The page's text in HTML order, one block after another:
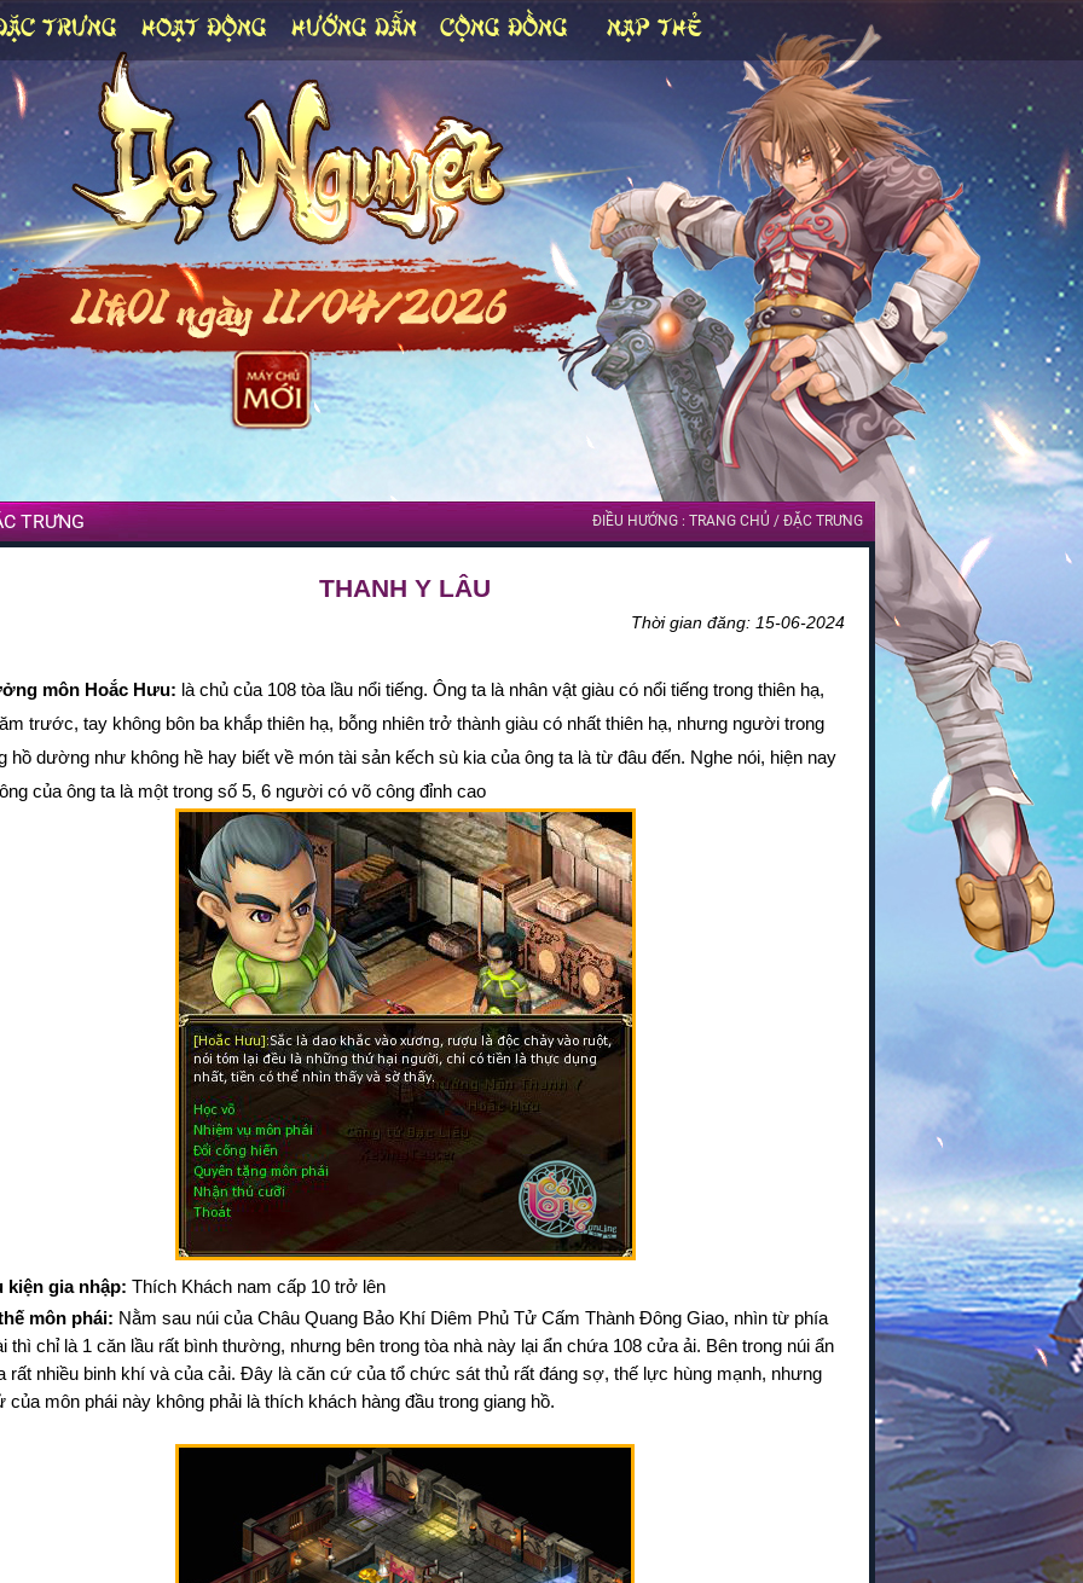
TRƯNG HOẠT ĐỘNG HƯỚNG DẪN CỘNG ĐỒNG NẠP THẺ
TRƯNG ĐIỀU HƯỚNG : TRANG CHỦ / ĐẶC TRƯNG
THANH Y LÂU
Thời gian đăng: 15-06-2024
môn Hoắc Hưu: là chủ của 108 tòa lầu nổi tiếng. Ông ta là nhân vật giàu có nổi tiếng trong thiên hạ,
trước, tay không bôn ba khắp thiên hạ, bỗng nhiên trở thành giàu có nhất thiên hạ, nhưng người trong
hồ dường như không hề hay biết về món tài sản kếch sù kia của ông ta là từ đâu đến. Nghe nói, hiện nay
của ông ta là một trong số 5, 6 người có võ công đỉnh cao
kiện gia nhập: Thích Khách nam cấp 10 trở lên
môn phái: Nằm sau núi của Châu Quang Bảo Khí Diêm Phủ Tử Cấm Thành Đông Giao, nhìn từ phía
thì chỉ là 1 căn lầu rất bình thường, nhưng bên trong tòa nhà này lại ẩn chứa 108 cửa ải. Bên trong núi ẩn
rất nhiều binh khí và của cải. Đây là căn cứ của tổ chức sát thủ rất đáng sợ, thế lực hùng mạnh, nhưng
của môn phái này không phải là thích khách hàng đầu trong giang hồ.